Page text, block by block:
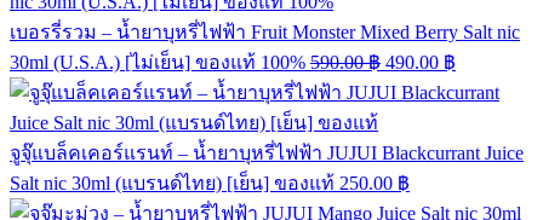
เบอรรี่รวม – น้ำยาบุหรี่ไฟฟ้า Fruit Monster Mixed Berry Salt nic
30ml (U.S.A.) [ไม่เย็น] ของแท้ 100% 590.00฿ 490.00 ฿
จูจุ๊แบล็คเคอร์แรนท์ – น้ำยาบุหรี่ไฟฟ้า JUJUI Blackcurrant Juice
Salt nic 30ml (แบรนด์ไทย) [เย็น] ของแท้ 250.00 ฿